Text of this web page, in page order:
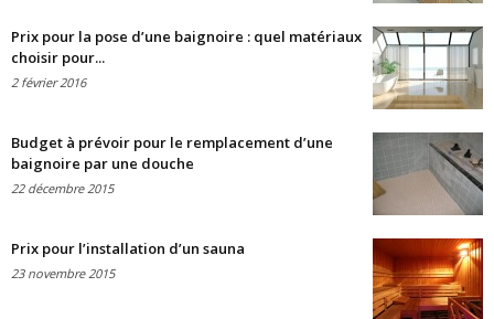
Prix pour la pose d’une baignoire : quel matériaux
choisir pour...
2 février 2016
Budget à prévoir pour le remplacement d’une
baignoire par une douche
22 décembre 2015
Prix pour l’installation d’un sauna
23 novembre 2015